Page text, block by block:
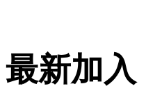
最新加入